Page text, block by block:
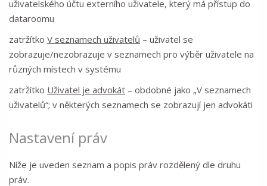
uživatelského účtu externího uživatele, který má přístup do
dataroomu
zatržítko V seznamech uživatelů – uživatel se
zobrazuje/nezobrazuje v seznamech pro výběr uživatele na
různých místech v systému
zatržítko Uživatel je advokát – obdobné jako „V seznamech
uživatelů“; v některých seznamech se zobrazují jen advokáti
Nastavení práv
Níže je uveden seznam a popis práv rozdělený dle druhu
práv.